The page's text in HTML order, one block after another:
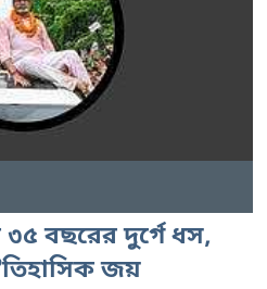
বছরের দুর্গে ধস,
জয়